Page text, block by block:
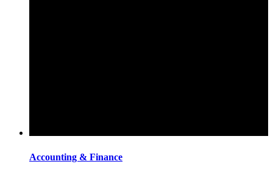
Accounting & Finance